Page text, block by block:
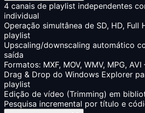
4 canais de playlist independentes
individual
Operação simultânea de SD, HD, Full
playlist
Upscaling/downscaling automático
saída
Formatos: MXF, MOV, WMV, MPG,
Drag & Drop do Windows Explorer
playlist
Edição de vídeo (Trimming) em
Pesquisa incremental por título e